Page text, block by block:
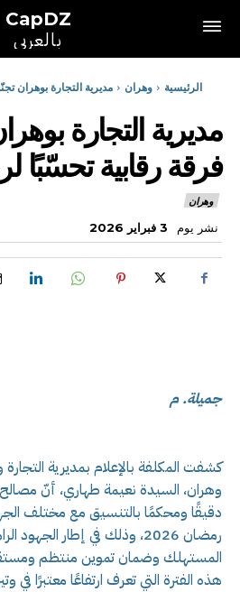
CapDZ
بالعربي
الرئيسية وهران
فرقة رقابية تحسّبًا
وهران
نشر يوم 3 فبراير 2026
جميلة. م
كشفت المكلفة بالإعلام بمديرية التجارة
وهران، السيدة نعيمة طهاري، أنّ
دقيقًا ومحكمًا بالتنسيق مع مختلف
رمضان 2026، وذلك في إطار
المستهلك وضمان تموين منتظم
هذه الفترة التي تعرف ارتفاعًا معتبرًا في